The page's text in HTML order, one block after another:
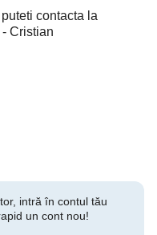
contacta la
Cristian
intră în contul tău
un cont nou!